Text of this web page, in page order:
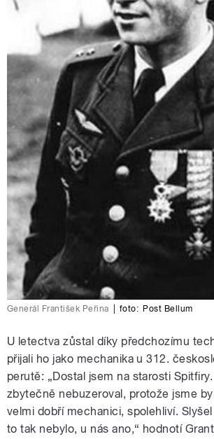
Generál František Peřina foto: Post Bellum
U letectva zůstal díky předchozímu
přijali ho jako mechanika u 312.
perutě: „Dostal jsem na starosti
zbytečně nebuzeroval, protože jsme
velmi dobří mechanici, spolehliví.
to tak nebylo, u nás ano,“ hodnotí